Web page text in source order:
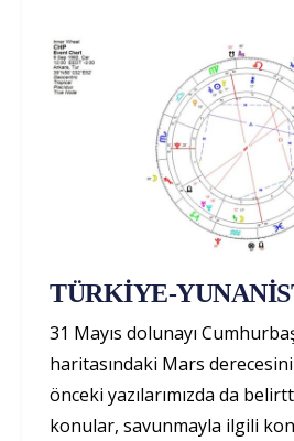
TÜRKİYE-
31 Mayıs dolunayı
haritasındaki Mars
önceki yazılarımızda da
konular, savunmayla ilgili